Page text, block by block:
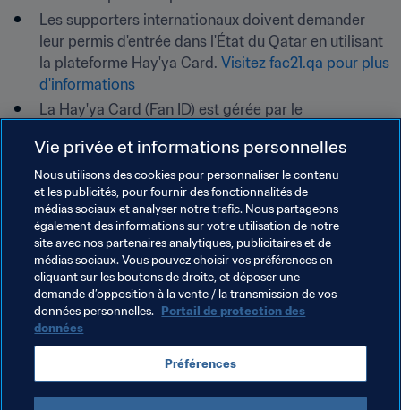
Les supporters internationaux doivent demander
leur permis d'entrée dans l'État du Qatar en utilisant
la plateforme Hay'ya Card. Visitez fac21.qa pour plus
d'informations
La Hay'ya Card (Fan ID) est gérée par le
responsable de son processus de demande, de sa
délivrance et/ou de son utilisation.
Pour de plus amples informations, veuillez contacter les
numéros ci-dessous :
Les supporters basés au Qatar : (+974) 800 8052.
Les supporters internationaux : (+974) 4475 2021.
Thèmes en lien
Coupe arabe de la FIFA 2021
Vie privée et informations personnelles
Nous utilisons des cookies pour personnaliser le contenu
et les publicités, pour fournir des fonctionnalités de
médias sociaux et analyser notre trafic. Nous partageons
également des informations sur votre utilisation de notre
site avec nos partenaires analytiques, publicitaires et de
médias sociaux. Vous pouvez choisir vos préférences en
cliquant sur les boutons de droite, et déposer une
demande d’opposition à la vente / la transmission de vos
données personnelles. Portail de protection des
données
Préférences